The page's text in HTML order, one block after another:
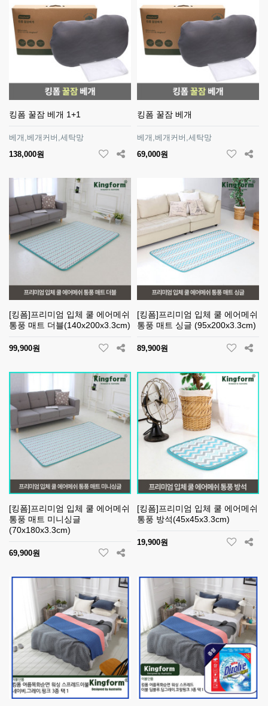
킹폼 꿀잠 베개 1+1
베개,베개커버,세탁망
138,000원
킹폼 꿀잠 베개
베개,베개커버,세탁망
69,000원
[킹폼]프리미엄 입체 쿨 에어메쉬
통풍 매트 더블(140x200x3.3cm)
99,900원
[킹폼]프리미엄 입체 쿨 에어메쉬
통풍 매트 싱글 (95x200x3.3cm)
89,900원
[킹폼]프리미엄 입체 쿨 에어메쉬
통풍 매트 미니싱글
(70x180x3.3cm)
69,900원
[킹폼]프리미엄 입체 쿨 에어메쉬
통풍 방석(45x45x3.3cm)
19,900원